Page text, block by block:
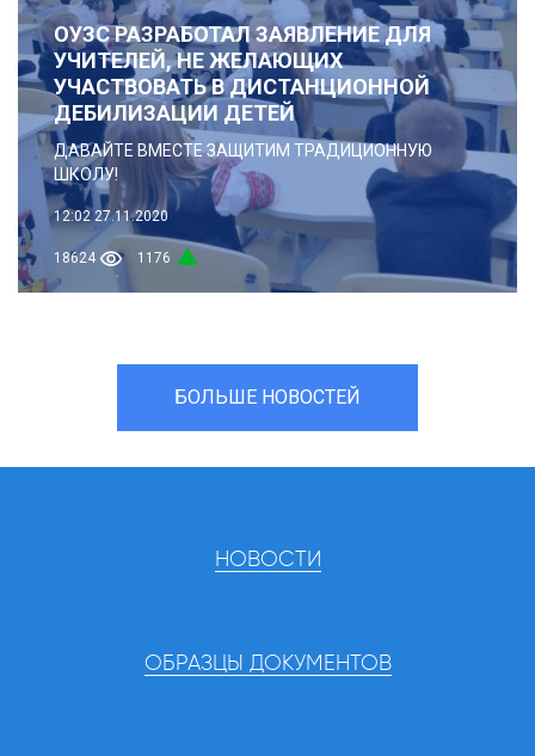
ОУЗС РАЗРАБОТАЛ ЗАЯВЛЕНИЕ ДЛЯ
УЧИТЕЛЕЙ, НЕ ЖЕЛАЮЩИХ
УЧАСТВОВАТЬ В ДИСТАНЦИОННОЙ
ДЕБИЛИЗАЦИИ ДЕТЕЙ
ДАВАЙТЕ ВМЕСТЕ ЗАЩИТИМ ТРАДИЦИОННУЮ
ШКОЛУ!
12:02 27.11.2020
18624 1176
БОЛЬШЕ НОВОСТЕЙ
НОВОСТИ
ОБРАЗЦЫ ДОКУМЕНТОВ